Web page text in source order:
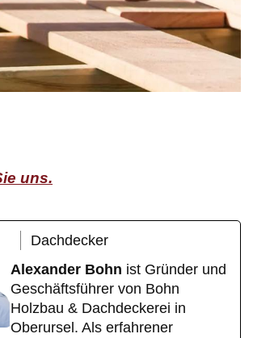
uns.
Dachdecker
Alexander Bohn ist Gründer und
Geschäftsführer von Bohn
Holzbau & Dachdeckerei in
Oberursel. Als erfahrener